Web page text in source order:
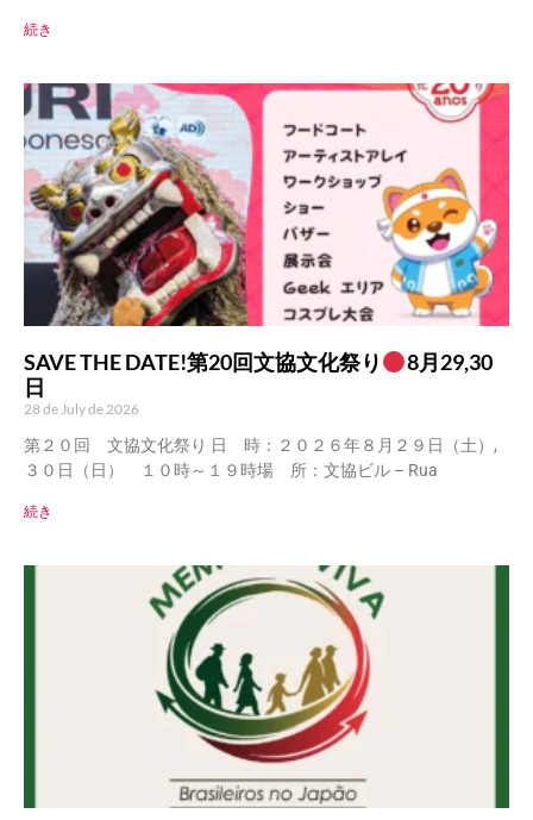
続き
SAVE THE DATE!第20回文協文化祭り
8月29,30
日
28 de July de 2026
第２０回 文協文化祭り 日 時：２０２６年８月２９日（土）,
３０日（日） １０時～１９時場 所：文協ビル – Rua
続き